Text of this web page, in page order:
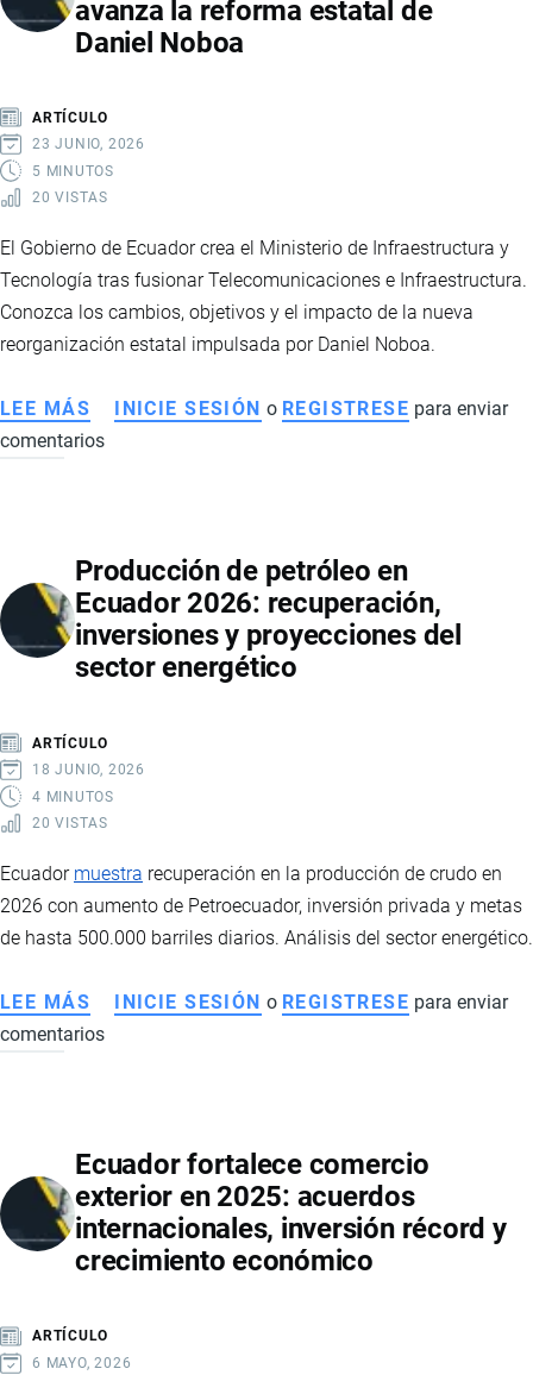
RECONOCIDA
ENTRE
MUNDIALES
QUE
TRANSFORMAN
avanza la reforma estatal de
Daniel Noboa
ARTÍCULO
23 JUNIO, 2026
5 MINUTOS
20 VISTAS
El Gobierno de Ecuador crea el Ministerio de Infraestructura y
Tecnología tras fusionar Telecomunicaciones e Infraestructura.
Conozca los cambios, objetivos y el impacto de la nueva
reorganización estatal impulsada por Daniel Noboa.
LEE MÁS SOBRE
ECUADOR
DE
INFRAESTRUCTURA
Y
TECNOLOGÍA:
LA
REFORMA
ESTATAL
INICIE SESIÓN o REGISTRESE para enviar
comentarios
Producción de petróleo en
Ecuador 2026: recuperación,
inversiones y proyecciones del
sector energético
ARTÍCULO
18 JUNIO, 2026
4 MINUTOS
20 VISTAS
Ecuador muestra recuperación en la producción de crudo en
2026 con aumento de Petroecuador, inversión privada y metas
de hasta 500.000 barriles diarios. Análisis del sector energético.
LEE MÁS SOBRE
PRODUCCIÓN
ECUADOR
2026:
RECUPERACIÓN,
INVERSIONES
DEL
INICIE SESIÓN o REGISTRESE para enviar
comentarios
Ecuador fortalece comercio
exterior en 2025: acuerdos
internacionales, inversión récord y
crecimiento económico
ARTÍCULO
6 MAYO, 2026